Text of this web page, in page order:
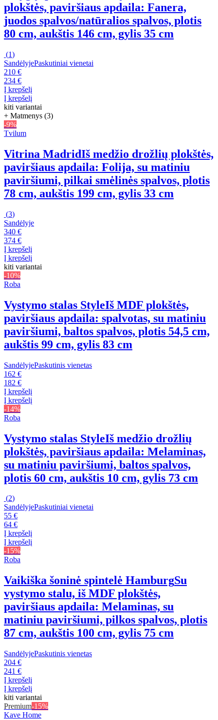
plokštės, paviršiaus apdaila: Fanera,
juodos spalvos/natūralios spalvos, plotis
80 cm, aukštis 146 cm, gylis 35 cm
(1)
SandėlyjePaskutiniai vienetai
210 €
234 €
Į krepšelį
Į krepšelį
kiti variantai
+ Matmenys (3)
-9%
Tvilum
Vitrina MadridIš medžio drožlių plokštės,
paviršiaus apdaila: Folija, su matiniu
paviršiumi, pilkai smėlinės spalvos, plotis
78 cm, aukštis 199 cm, gylis 33 cm
(3)
Sandėlyje
340 €
374 €
Į krepšelį
Į krepšelį
kiti variantai
-10%
Roba
Vystymo stalas StyleIš MDF plokštės,
paviršiaus apdaila: spalvotas, su matiniu
paviršiumi, baltos spalvos, plotis 54,5 cm,
aukštis 99 cm, gylis 83 cm
SandėlyjePaskutinis vienetas
162 €
182 €
Į krepšelį
Į krepšelį
-14%
Roba
Vystymo stalas StyleIš medžio drožlių
plokštės, paviršiaus apdaila: Melaminas,
su matiniu paviršiumi, baltos spalvos,
plotis 60 cm, aukštis 10 cm, gylis 73 cm
(2)
SandėlyjePaskutiniai vienetai
55 €
64 €
Į krepšelį
Į krepšelį
-15%
Roba
Vaikiška šoninė spintelė HamburgSu
vystymo stalu, iš MDF plokštės,
paviršiaus apdaila: Melaminas, su
matiniu paviršiumi, pilkos spalvos, plotis
87 cm, aukštis 100 cm, gylis 75 cm
SandėlyjePaskutinis vienetas
204 €
241 €
Į krepšelį
Į krepšelį
kiti variantai
Premium-15%
Kave Home